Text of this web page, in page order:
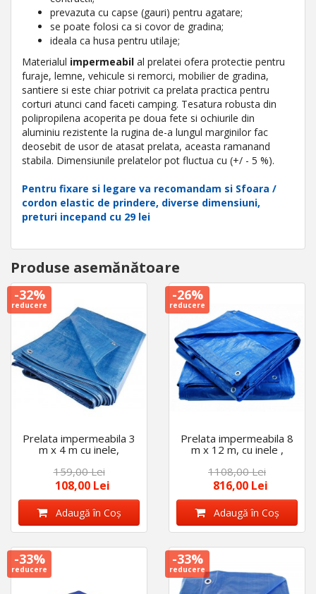
prevazuta cu capse (gauri) pentru agatare;
se poate folosi ca si covor de gradina;
ideala ca husa pentru utilaje;
Materialul impermeabil al prelatei ofera protectie pentru
furaje, lemne, vehicule si remorci, mobilier de gradina,
santiere si este chiar potrivit ca prelata practica pentru
corturi atunci cand faceti camping. Tesatura robusta din
polipropilena acoperita pe doua fete si ochiurile din
aluminiu rezistente la rugina de-a lungul marginilor fac
deosebit de usor de atasat prelata, aceasta ramanand
stabila. Dimensiunile prelatelor pot fluctua cu (+/ - 5 %).
Pentru fixare si legare va recomandam si Sfoara /
cordon elastic de prindere, diverse dimensiuni,
preturi incepand cu 29 lei
Produse asemănătoare
-32%
reducere
Prelata impermeabila 3
m x 4 m cu inele,
calitate premium,
albastra
159,00 Lei
108,00 Lei
Adaugă în Coş
-26%
reducere
Prelata impermeabila 8
m x 12 m, cu inele ,
calitate premium,
albastra
1108,00 Lei
816,00 Lei
Adaugă în Coş
-33%
reducere
-33%
reducere